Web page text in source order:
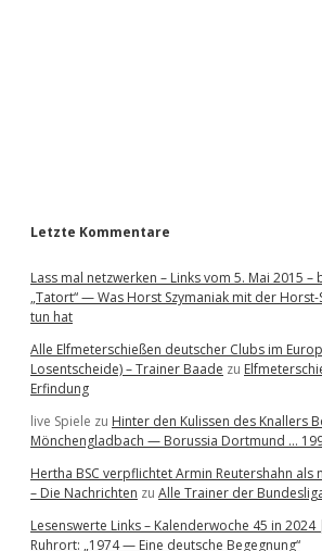
Letzte Kommentare
Lass mal netzwerken – Links vom 5. Mai 2015
„Tatort“ — Was Horst Szymaniak mit der Horst-
tun hat
Alle Elfmeterschießen deutscher Clubs im
Losentscheide) – Trainer Baade zu
Erfindung
live Spiele zu Hinter den Kulissen des Knallers
Mönchengladbach — Borussia Dortmund …
Hertha BSC verpflichtet Armin Reutershahn als
– Die Nachrichten zu Alle Trainer der
Lesenswerte Links – Kalenderwoche 45 in 2024 |
Ruhrort: „1974 — Eine deutsche Begegnung“